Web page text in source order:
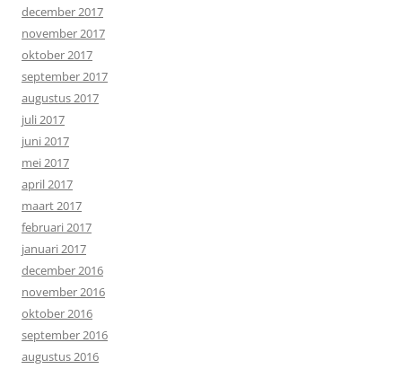
december 2017
november 2017
oktober 2017
september 2017
augustus 2017
juli 2017
juni 2017
mei 2017
april 2017
maart 2017
februari 2017
januari 2017
december 2016
november 2016
oktober 2016
september 2016
augustus 2016